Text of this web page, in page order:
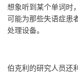
想象听到某个单词时
可能为那些失语症患
处理设备。
伯克利的研究人员还